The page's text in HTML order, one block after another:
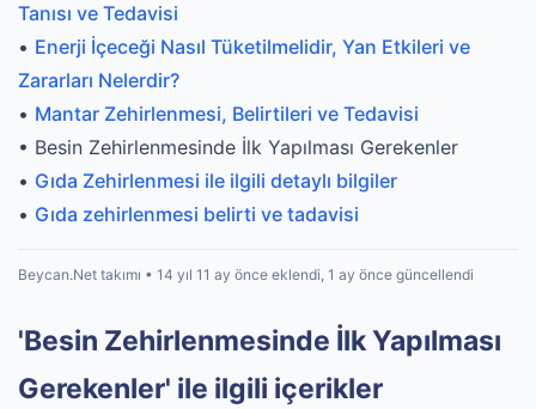
Tanısı ve Tedavisi
• Enerji İçeceği Nasıl Tüketilmelidir, Yan Etkileri ve
Zararları Nelerdir?
• Mantar Zehirlenmesi, Belirtileri ve Tedavisi
• Besin Zehirlenmesinde İlk Yapılması Gerekenler
• Gıda Zehirlenmesi ile ilgili detaylı bilgiler
• Gıda zehirlenmesi belirti ve tadavisi
Beycan.Net takımı • 14 yıl 11 ay önce eklendi, 1 ay önce güncellendi
'Besin Zehirlenmesinde İlk Yapılması
Gerekenler' ile ilgili içerikler